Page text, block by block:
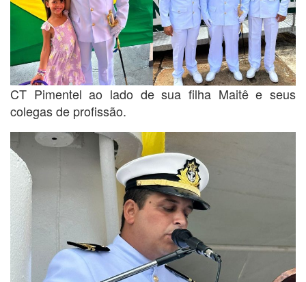
CT Pimentel ao lado de sua filha Maitê e seus
colegas de profissão.